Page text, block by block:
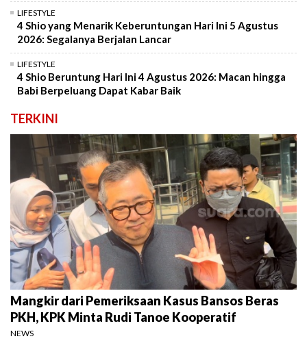
LIFESTYLE
4 Shio yang Menarik Keberuntungan Hari Ini 5 Agustus
2026: Segalanya Berjalan Lancar
LIFESTYLE
4 Shio Beruntung Hari Ini 4 Agustus 2026: Macan hingga
Babi Berpeluang Dapat Kabar Baik
TERKINI
Mangkir dari Pemeriksaan Kasus Bansos Beras
PKH, KPK Minta Rudi Tanoe Kooperatif
NEWS